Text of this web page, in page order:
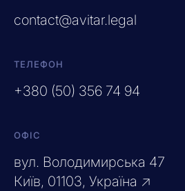
contact@avitar.legal
ТЕЛЕФОН
+380 (50) 356 74 94
ОФІС
вул. Володимирська 47
Київ, 01103, Україна ↗